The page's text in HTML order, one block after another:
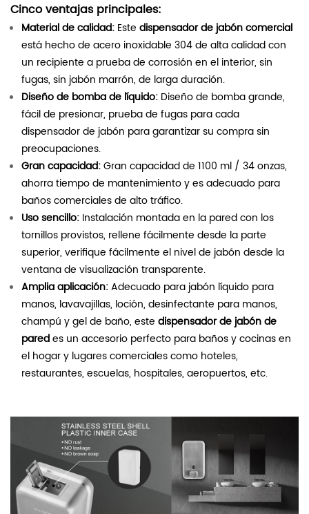
Cinco ventajas principales:
Material de calidad: Este dispensador de jabón comercial
está hecho de acero inoxidable 304 de alta calidad con
un recipiente a prueba de corrosión en el interior, sin
fugas, sin jabón marrón, de larga duración.
Diseño de bomba de líquido: Diseño de bomba grande,
fácil de presionar, prueba de fugas para cada
dispensador de jabón para garantizar su compra sin
preocupaciones.
Gran capacidad:Gran capacidad de 1100 ml / 34 onzas,
ahorra tiempo de mantenimiento y es adecuado para
baños comerciales de alto tráfico.
Uso sencillo: Instalación montada en la pared con los
tornillos provistos, rellene fácilmente desde la parte
superior, verifique fácilmente el nivel de jabón desde la
ventana de visualización transparente.
Amplia aplicación:Adecuado para jabón líquido para
manos, lavavajillas, loción, desinfectante para manos,
champú y gel de baño, este dispensador de jabón de
paredes un accesorio perfecto para baños y cocinas en
el hogar y lugares comerciales como hoteles,
restaurantes, escuelas, hospitales, aeropuertos, etc.